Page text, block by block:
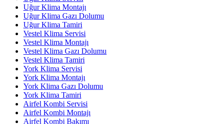
Uğur Klima Montajı
Uğur Klima Gazı Dolumu
Uğur Klima Tamiri
Vestel Klima Servisi
Vestel Klima Montajı
Vestel Klima Gazı Dolumu
Vestel Klima Tamiri
York Klima Servisi
York Klima Montajı
York Klima Gazı Dolumu
York Klima Tamiri
Airfel Kombi Servisi
Airfel Kombi Montajı
Airfel Kombi Bakımı